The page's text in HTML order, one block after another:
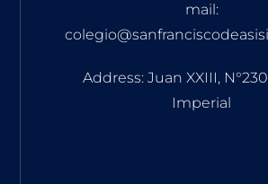
mail:
Address: Juan XXIII,
Imperial